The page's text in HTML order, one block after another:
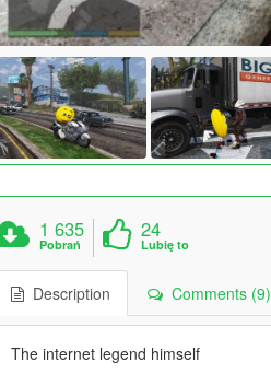
1 635
Pobrań
24
Lubię to
Description Comments (9)
The internet legend himself